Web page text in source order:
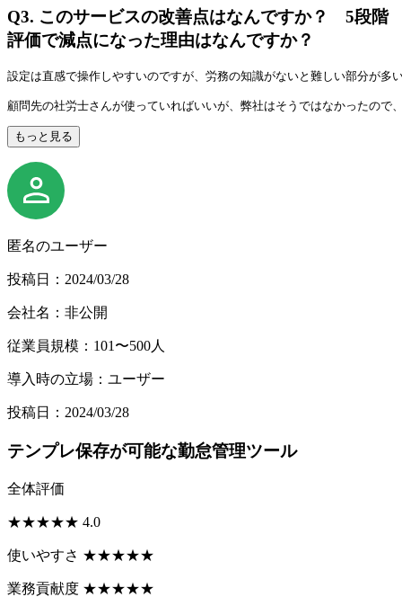
Q3. このサービスの改善点はなんですか？ 5段階
評価で減点になった理由はなんですか？
設定は直感で操作しやすいのですが、労務の知識がないと難しい部分が多
顧問先の社労士さんが使っていればいいが、弊社はそうではなかったの
もっと見る
匿名のユーザー
投稿日：2024/03/28
会社名：非公開
従業員規模：101〜500人
導入時の立場：ユーザー
投稿日：2024/03/28
テンプレ保存が可能な勤怠管理ツール
全体評価
★★★★★ 4.0
使いやすさ ★★★★★
業務貢献度 ★★★★★